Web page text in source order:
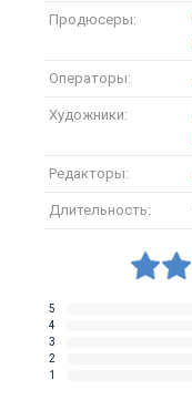
Продюсеры:
Операторы:
Художники:
Редакторы:
Длительность:
5
4
3
2
1